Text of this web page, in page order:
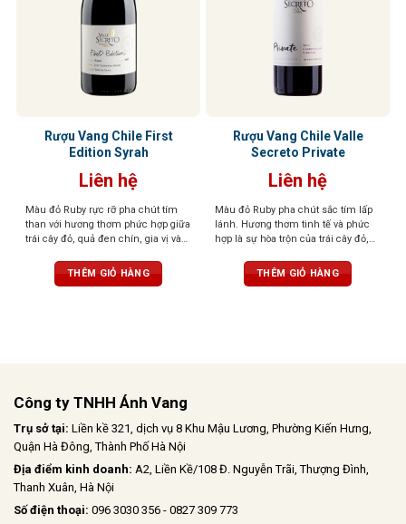
Rượu Vang Chile First
Edition Syrah
Liên hệ
Màu đỏ Ruby rực rỡ pha chút tím
than với hương thơm phức hợp giữa
trái cây đỏ, quả đen chín, gia vị và
với cấu trúc đậm đà và lưu lại dài
lâu trên vòm miệng, kết hợp hoàn
THÊM GIỎ HÀNG
Rượu Vang Chile Valle
Secreto Private
Liên hệ
Màu đỏ Ruby pha chút sắc tím lấp
lánh. Hương thơm tinh tế và phức
hợp là sự hòa trộn của trái cây đỏ,
hài hòa, tannin thanh lịch, dư vị bền
bỉ, chắc chắn
THÊM GIỎ HÀNG
Công ty TNHH Ánh Vang
Trụ sở tại: Liền kề 321, dịch vụ 8 Khu Mậu Lương, Phường Kiến Hưng,
Quận Hà Đông, Thành Phố Hà Nội
Địa điểm kinh doanh: A2, Liền Kề/108 Đ. Nguyễn Trãi, Thượng Đình,
Thanh Xuân, Hà Nội
Số điện thoại: 096 3030 356 - 0827 309 773